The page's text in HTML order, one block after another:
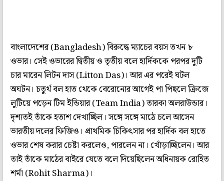
বাংলাদেশের (Bangladesh) বিরুদ্ধে ম্যাচের বয়স তখন ৮
ওভার। সেই ওভারের দ্বিতীয় ও তৃতীয় বলে হার্দিককে পরপর দুটি
চার মারেন লিটন দাস (Litton Das)। আর এর পরেই ঘটল
অঘটন। চতুর্থ বল হাত থেকে বেরোনোর আগেই পা পিছলে ক্রিজে
লুটিয়ে পড়েন টিম ইন্ডিয়ার (Team India) তারকা অলরাউন্ডার।
দৃশ্যতই তাঁকে হতাশ দেখাচ্ছিল। সঙ্গে সঙ্গে মাঠে চলে আসেন
ভারতীয় দলের ফিজিও। প্রাথমিক চিকিৎসার পর হার্দিক বল হাতে
ওভার শেষ করার চেষ্টা করলেও, পারলেন না। খোঁড়াচ্ছিলেন। আর
তাই তাঁকে মাঠের বাইরে যেতে বলে দিয়েছিলেন অধিনায়ক রোহিত
শর্মা (Rohit Sharma)।